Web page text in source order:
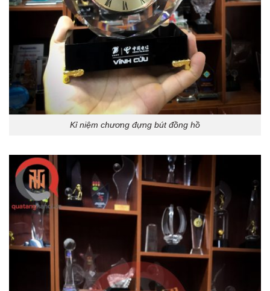
Kỉ niệm chương đựng bút đồng hồ